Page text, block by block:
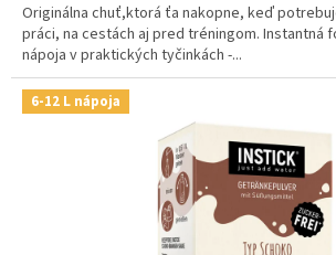
Originálna chuť,ktorá ťa nakopne, keď
práci, na cestách aj pred tréningom. Instantná
nápoja v praktických tyčinkách -...
6-12 L nápoja